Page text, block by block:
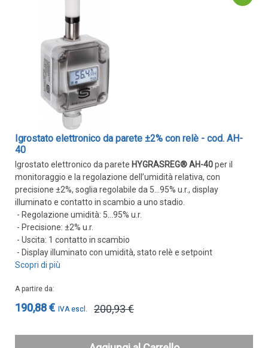
Igrostato elettronico da parete ±2% con relè - cod. AH-
40
Igrostato elettronico da parete HYGRASREG® AH-40per il
monitoraggio e la regolazione dell’umidità relativa, con
precisione ±2%, soglia regolabile da 5…95% u.r., display
illuminato e contatto in scambio a uno stadio.
- Regolazione umidità: 5…95% u.r.
- Precisione: ±2% u.r.
- Uscita: 1 contatto in scambio
- Display illuminato con umidità, stato relè e setpoint
Scopri di più
A partire da
190,88 € 200,93 €
Sonde di umidità
Sonde umidità ambiente
Sonde umidità a cavo
Sonde umidità per canale
Sonde pioggia e antiallagamento
Rilevatori di condensa
Igrostati e Termoigrostati
Igrostati ambiente
Igrostati per canale
Strumenti portatili
Termo-igrometri ambiente
Strumenti di misura per materiali
Accessori e Ricambi
PORTATA
Sensori di pressione